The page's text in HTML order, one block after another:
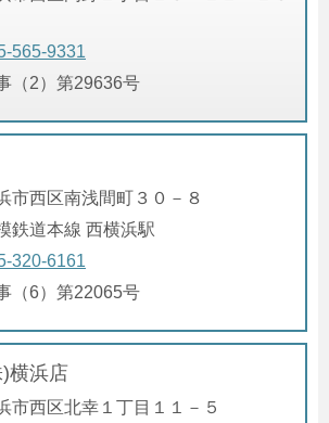
565-9331
（2）第29636号
市西区南浅間町３０－８
鉄道本線 西横浜駅
320-6161
（6）第22065号
横浜店
市西区北幸１丁目１１－５